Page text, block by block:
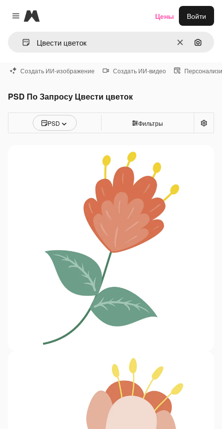
Close menu
Magnific
ОчиститьПоиск
Цены Войти
Создать ИИ-изображение Создать ИИ-видео
PSD По Запросу Цвести цветок
PSD Фильтры